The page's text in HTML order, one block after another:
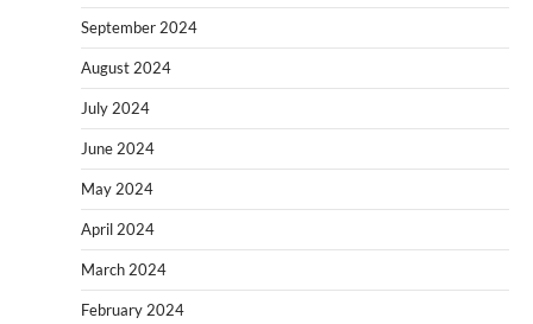
September 2024
August 2024
July 2024
June 2024
May 2024
April 2024
March 2024
February 2024